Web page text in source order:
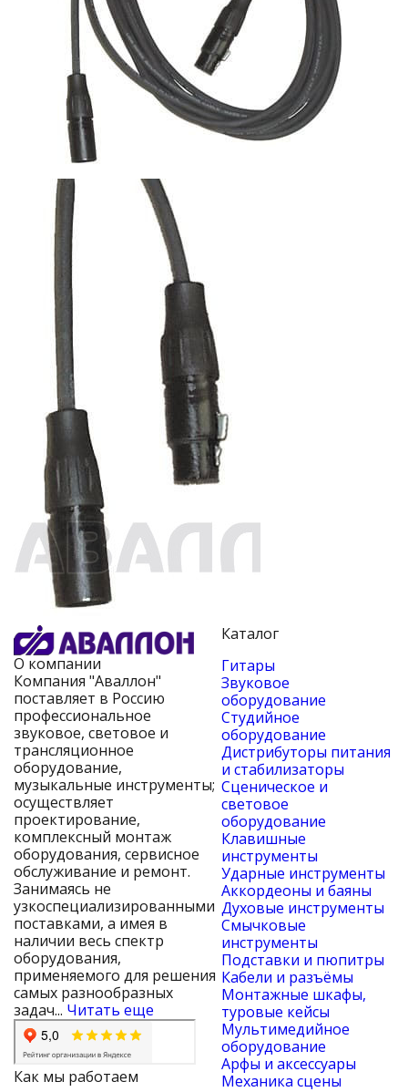
О компании
Компания "Аваллон"
поставляет в Россию
профессиональное
звуковое, световое и
трансляционное
оборудование,
музыкальные инструменты;
осуществляет
проектирование,
комплексный монтаж
оборудования, сервисное
обслуживание и ремонт.
Занимаясь не
узкоспециализированными
поставками, а имея в
наличии весь спектр
оборудования,
применяемого для решения
самых разнообразных
задач... Читать еще
Как мы работаем
Каталог
Гитары
Звуковое
оборудование
Студийное
оборудование
Дистрибуторы питания
и стабилизаторы
Сценическое и
световое
оборудование
Клавишные
инструменты
Ударные инструменты
Аккордеоны и баяны
Духовые инструменты
Смычковые
инструменты
Подставки и пюпитры
Кабели и разъёмы
Монтажные шкафы,
туровые кейсы
Мультимедийное
оборудование
Арфы и аксессуары
Механика сцены